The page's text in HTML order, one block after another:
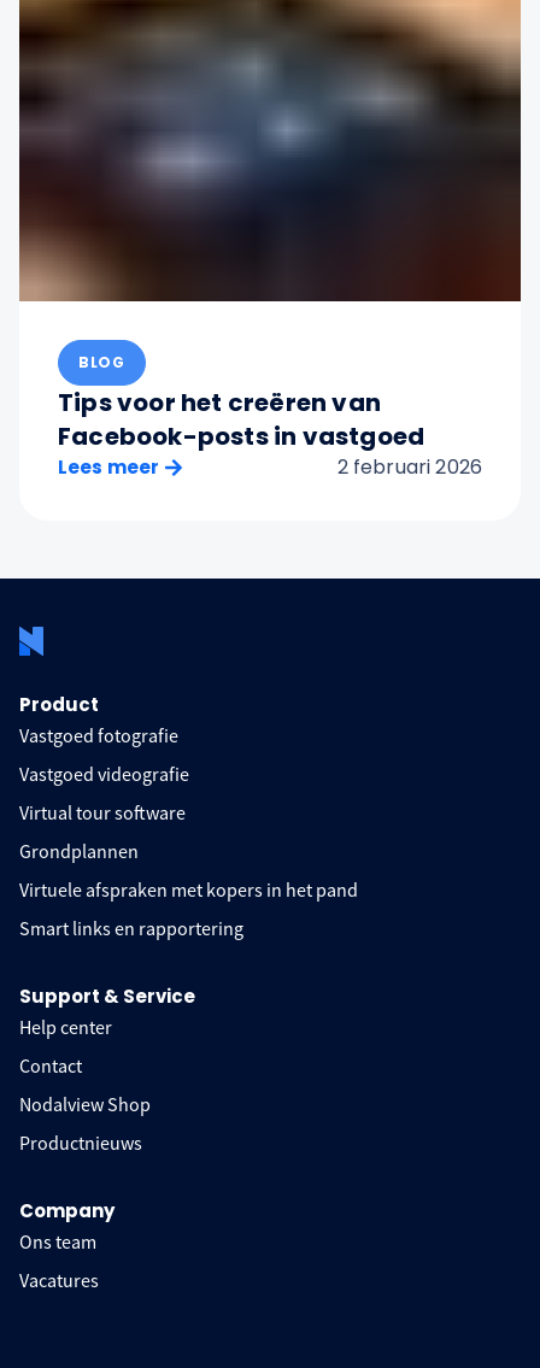
BLOG
Tips voor het creëren van
Facebook-posts in vastgoed
Lees meer 2 februari 2026
Product
Vastgoed fotografie
Vastgoed videografie
Virtual tour software
Grondplannen
Virtuele afspraken met kopers in het pand
Smart links en rapportering
Support & Service
Help center
Contact
Nodalview Shop
Productnieuws
Company
Ons team
Vacatures